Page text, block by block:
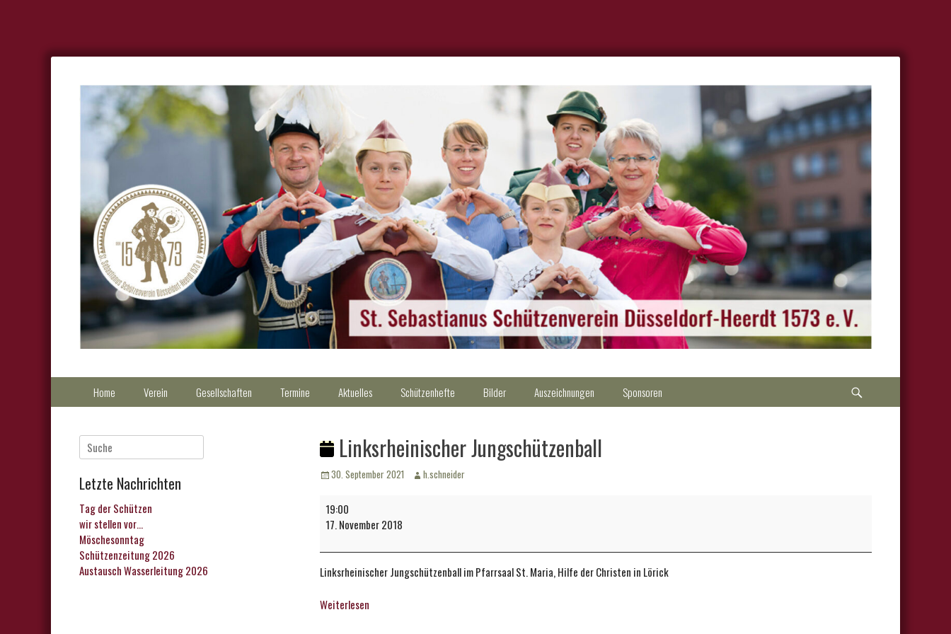
Primärmenu
Home Verein Gesellschaften Termine Aktuelles Schützenhefte Bilder Auszeichnungen Sponsoren
Linksrheinischer Jungschützenball
Veröffentlicht
30. September 2021 Autorh.schneider
Linksrheinischer
Jungschützenball
19:00
17. November 2018
Linksrheinischer Jungschützenball im Pfarrsaal St. Maria, Hilfe der Christen in Lörick
Weiterlesen
Suche
nach:
Letzte Nachrichten
Tag der Schützen
wir stellen vor…
Möschesonntag
Schützenzeitung 2026
Austausch Wasserleitung 2026